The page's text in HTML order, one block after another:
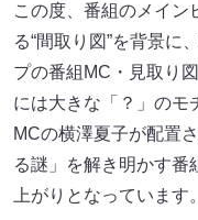
この度、番組のメイン
る“間取り図”を背景に
プの番組MC・見取り
には大きな「？」のモ
MCの横澤夏子が配置
る謎」を解き明かす番
上がりとなっています。